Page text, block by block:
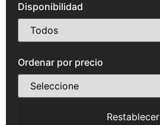
Disponibilidad
Ordenar por precio
Restablecer